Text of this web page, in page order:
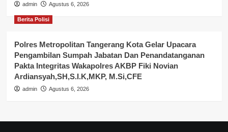
admin Agustus 6, 2026
Berita Polisi
Polres Metropolitan Tangerang Kota Gelar Upacara
Pengambilan Sumpah Jabatan Dan Penandatanganan
Pakta Integritas Wakapolres AKBP Fiki Novian
Ardiansyah,SH,S.I.K,MKP, M.Si,CFE
admin Agustus 6, 2026